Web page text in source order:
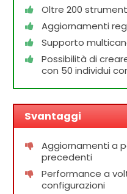
Oltre 200
Aggiornamenti
Supporto
Possibilità di
con 50 individui
Svantaggi
Aggiornamenti a
precedenti
Performance a
configurazioni